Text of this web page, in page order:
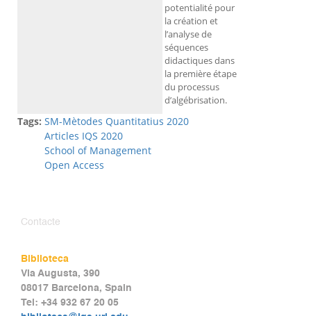
potentialité pour
la création et
l’analyse de
séquences
didactiques dans
la première étape
du processus
d’algébrisation.
Tags: SM-Mètodes Quantitatius 2020
Articles IQS 2020
School of Management
Open Access
Contacte
Biblioteca
Via Augusta, 390
08017 Barcelona, Spain
Tel: +34 932 67 20 05